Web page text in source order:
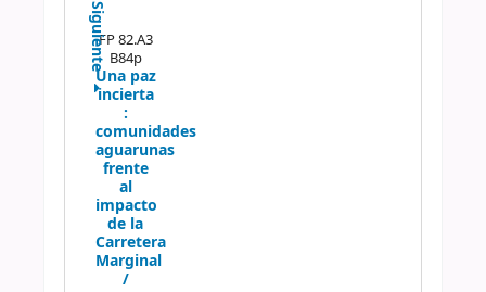
SiguienteFP 82.A3
B84p
Una paz
incierta
:
comunidades
aguarunas
frente
al
impacto
de la
Carretera
Marginal
/